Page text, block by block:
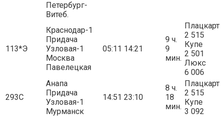
Петербург-
Витеб.
113*Э
Краснодар-1
Придача
Узловая-1
Москва
Павелецкая
05:11 14:21
9 ч.
9
мин.
Плацкарт
2 515
Купе
2 501
Люкс
6 006
293С
Анапа
Придача
Узловая-1
Мурманск
14:51 23:10
8 ч.
18
мин.
Плацкарт
2 515
Купе
3 092